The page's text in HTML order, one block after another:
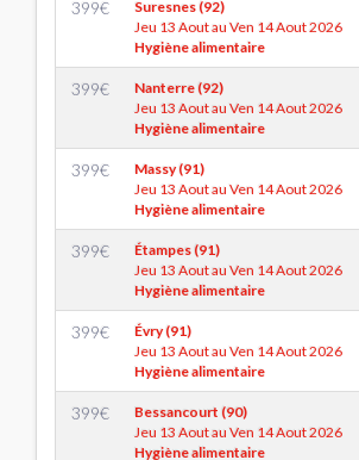
399€
Suresnes (92)
Jeu 13 Aout au Ven 14 Aout 2026
Hygiène alimentaire
399€
Nanterre (92)
Jeu 13 Aout au Ven 14 Aout 2026
Hygiène alimentaire
399€
Massy (91)
Jeu 13 Aout au Ven 14 Aout 2026
Hygiène alimentaire
399€
Étampes (91)
Jeu 13 Aout au Ven 14 Aout 2026
Hygiène alimentaire
399€
Évry (91)
Jeu 13 Aout au Ven 14 Aout 2026
Hygiène alimentaire
399€
Bessancourt (90)
Jeu 13 Aout au Ven 14 Aout 2026
Hygiène alimentaire